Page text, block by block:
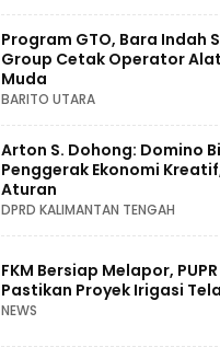
Program GTO, Bara Indah
Group Cetak Operator
Muda
BARITO UTARA
Arton S. Dohong: Domino
Penggerak Ekonomi
Aturan
DPRD KALIMANTAN TENGAH
FKM Bersiap Melapor,
Pastikan Proyek Irigasi
NEWS